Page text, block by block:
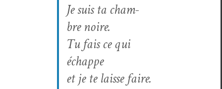
Je suis ta cham­
bre noire.
Tu fais ce qui
échappe
et je te laisse faire.